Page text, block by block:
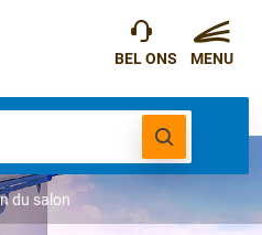
du salon